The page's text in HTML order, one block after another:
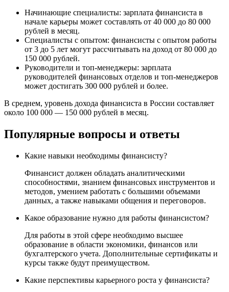
Начинающие специалисты: зарплата финансиста в
начале карьеры может составлять от 40 000 до 80 000
рублей в месяц.
Специалисты с опытом: финансисты с опытом работы
от 3 до 5 лет могут рассчитывать на доход от 80 000 до
150 000 рублей.
Руководители и топ-менеджеры: зарплата
руководителей финансовых отделов и топ-менеджеров
может достигать 300 000 рублей и более.
В среднем, уровень дохода финансиста в России составляет
около 100 000 — 150 000 рублей в месяц.
Популярные вопросы и ответы
Какие навыки необходимы финансисту?
Финансист должен обладать аналитическими
способностями, знанием финансовых инструментов и
методов, умением работать с большими объемами
данных, а также навыками общения и переговоров.
Какое образование нужно для работы финансистом?
Для работы в этой сфере необходимо высшее
образование в области экономики, финансов или
бухгалтерского учета. Дополнительные сертификаты и
курсы также будут преимуществом.
Какие перспективы карьерного роста у финансиста?